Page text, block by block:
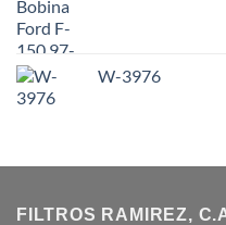
W-3976
FILTROS RAMIREZ,